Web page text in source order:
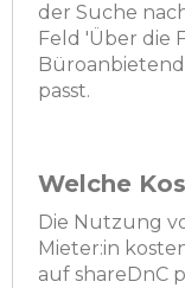
der Suche
Feld 'Über die
passt.
Welche
Die Nutzung
Mieter:in
auf shareDnC